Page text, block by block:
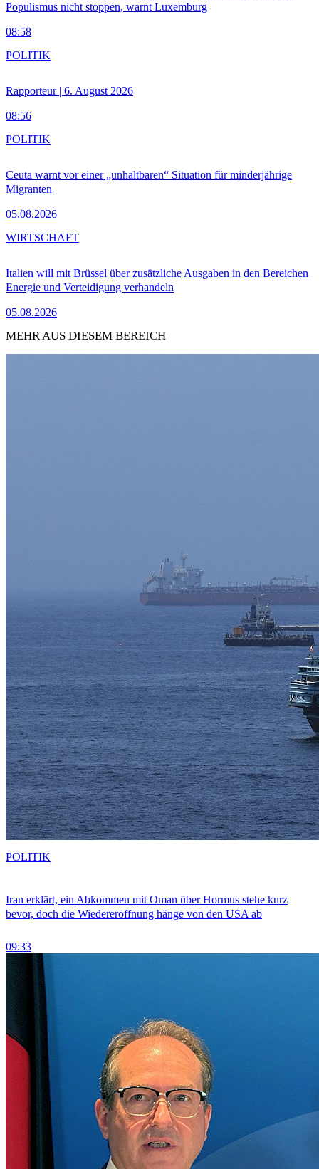
Populismus nicht stoppen, warnt Luxemburg
08:58
Rapporteur | 6. August 2026
08:56
POLITIK
Ceuta warnt vor einer „unhaltbaren“ Situation für minderjährige
Migranten
05.08.2026
POLITIK
Italien will mit Brüssel über zusätzliche Ausgaben in den Bereichen
Energie und Verteidigung verhandeln
05.08.2026
WIRTSCHAFT
MEHR AUS DIESEM BEREICH
Iran erklärt, ein Abkommen mit Oman über Hormus stehe kurz
bevor, doch die Wiedereröffnung hänge von den USA ab
09:33
POLITIK